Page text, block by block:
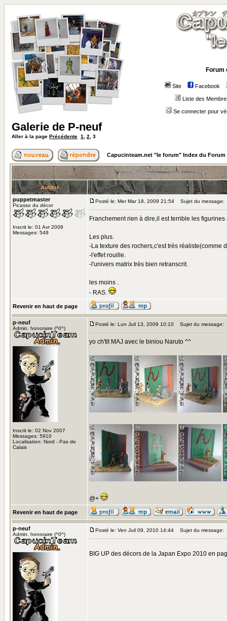
Forum
Site Facebook
Liste des
Se connecter pour
Galerie de P-neuf
Aller à la page Précédente 1 2 3
Capucinteam.net "le forum" Index du Forum
Auteur
puppetmaster
Picasso du décor
Inscrit le: 01 Avr 2008
Messages: 549
Posté le: Mer Mar 18, 2009 21:54 Sujet du message:
Franchement rien à dire,il est terrible les
Les plus.
-La texture des rochers,c'est très réaliste(comme
-l'effet rouille.
-l'univers matrix très bien retranscrit.
les moins .
- RAS.
Revenir en haut de page
p-neuf
Admin. honoraire (^0^)
Inscrit le: 02 Nov 2007
Messages: 5910
Localisation: Nord - Pas de
Calais
Posté le: Lun Juil 13, 2009 10:10 Sujet du message:
yo ch'tit MAJ avec le biniou Naruto ^^
@+
Revenir en haut de page
p-neuf
Admin. honoraire (^0^)
Posté le: Ven Juil 09, 2010 14:44 Sujet du message:
BIG UP des décors de la Japan Expo 2010 en